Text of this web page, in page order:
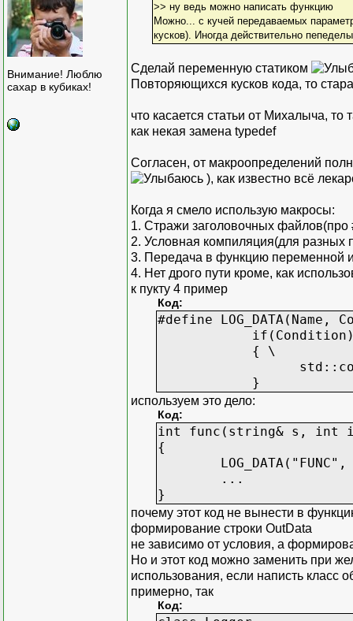
Внимание! Люблю
сахар в кубиках!
>> ну ведь можно написать функцию
Можно... с кучей передаваемых
кусков). Иногда действительно
Сделай переменную статиком
Повторяющихся кусков кода, то
что касается статьи от Михалыча,
как некая замена typedef
Согласен, от макроопределений
), как известно всё
Когда я смело использую макросы:
1. Стражи заголовочных
2. Условная компиляция(для разных
3. Передача в функцию переменной
4. Нет дрого пути кроме, как
к пукту 4 пример
Код:
#define
{ \
std::cout <<
}
используем это дело:
Код:
int func(string& s, int
{
LOG_DATA("FUNC",
...
}
почему этот код не вынести в
формирование строки OutData
не зависимо от условия, а
Но и этот код можно заменить при
использования, если написть класс
примерно, так
Код: